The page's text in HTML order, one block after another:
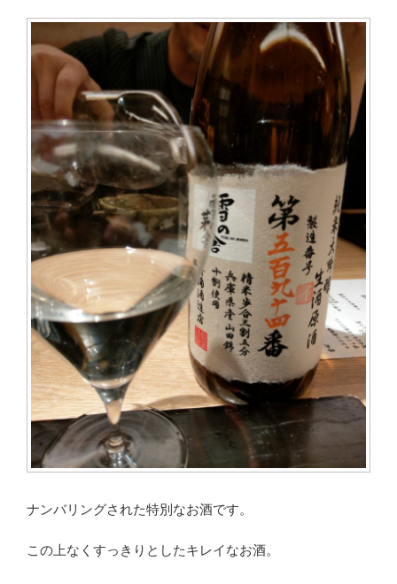
ナンバリングされた特別なお酒です。
この上なくすっきりとしたキレイなお酒。